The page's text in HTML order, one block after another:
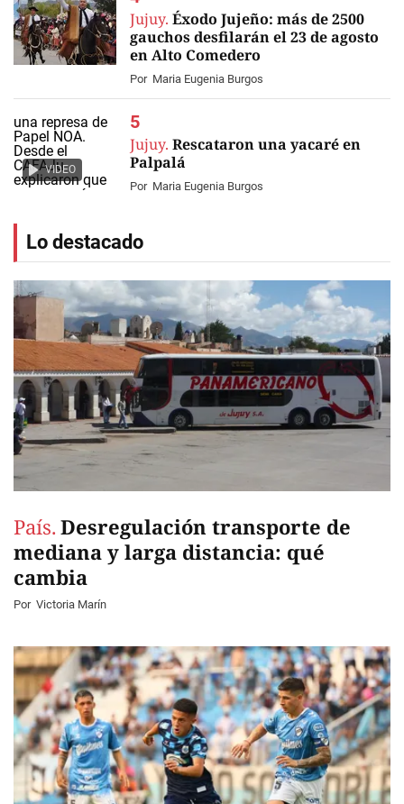
Jujuy. Éxodo Jujeño: más de 2500
gauchos desfilarán el 23 de agosto
en Alto Comedero
Por Maria Eugenia Burgos
VIDEO
Jujuy. Rescataron una yacaré en
Palpalá
Por Maria Eugenia Burgos
Lo destacado
País. Desregulación transporte de
mediana y larga distancia: qué
cambia
Por Victoria Marín